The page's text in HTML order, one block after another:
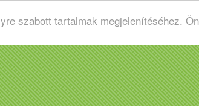
szabott tartalmak megjelenítéséhez.